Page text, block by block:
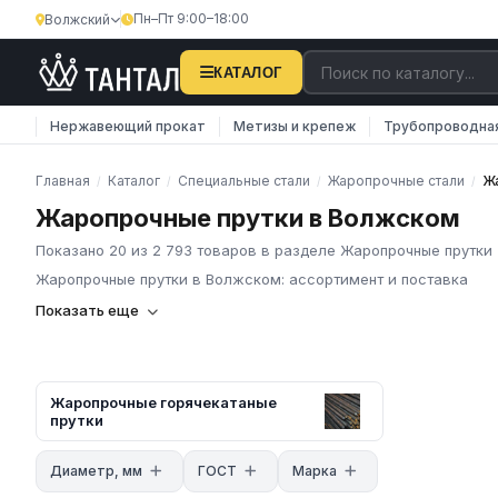
Волжский Пн–Пт 9:00–18:00
КАТАЛОГ
Нержавеющий прокат Метизы и крепеж
Главная / Каталог / Специальные стали / Жаропрочные стали /
Жаропрочные прутки в Волжском
Показано 20 из 2 793 товаров в разделе Жаропрочные прутки
Жаропрочные прутки в Волжском: ассортимент и поставка
Жаропрочные прутки: виды сечений и
прочность при температурах от +500 до +1200 °C. Марки — по
калиброванные), ГОСТ 8560-78 (горячекатаные шестигранные),
Круглое сечение
— диаметр 8–100 мм, горячекатаное или
Шестигранное сечение— размер «под ключ» 8–65 мм.
граней.
Показать еще
Жаропрочные горячекатаные
прутки
Диаметр, мм ГОСТ Марка